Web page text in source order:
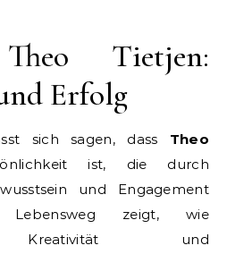
Tietjen:
Erfolg
sich sagen, dass Theo
ist, die durch
und Engagement
Lebensweg zeigt, wie
Kreativität und